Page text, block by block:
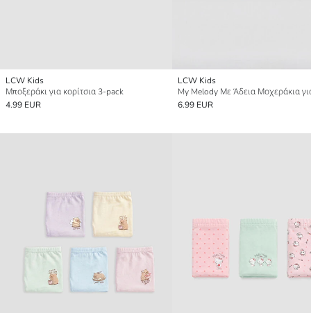
LCW Kids
Μποξεράκι για κορίτσια 3-pack
4.99 EUR
LCW Kids
6.99 EUR